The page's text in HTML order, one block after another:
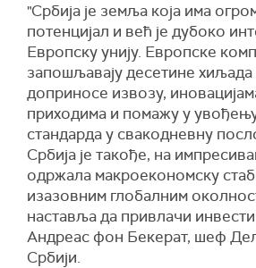
"Србија је земља која има
потенцијал и већ је дубоко
Европску унију. Европске
запошљавају десетине хиљада
доприносе извозу,
приходима и помажу у
стандарда у свакодневну
Србија је такође, на
одржала макроекономску
изазовним глобалним
наставља да привлачи
Андреас фон Бекерат, шеф
Србији.